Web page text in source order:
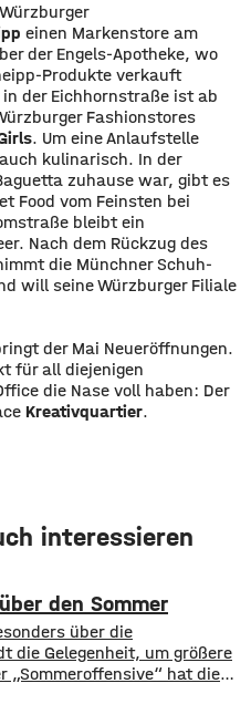
einen Markenstore am
der Engels-Apotheke, wo
Produkte verkauft
der Eichhornstraße ist ab
Fashionstores
. Um eine Anlaufstelle
kulinarisch. In der
zuhause war, gibt es
Food vom Feinsten bei
bleibt ein
Nach dem Rückzug des
die Münchner Schuh-
will seine Würzburger Filiale
der Mai Neueröffnungen.
für all diejenigen
die Nase voll haben: Der
Kreativquartier.
interessieren
den Sommer
über die
die Gelegenheit, um größere
„Sommeroffensive“ hat die